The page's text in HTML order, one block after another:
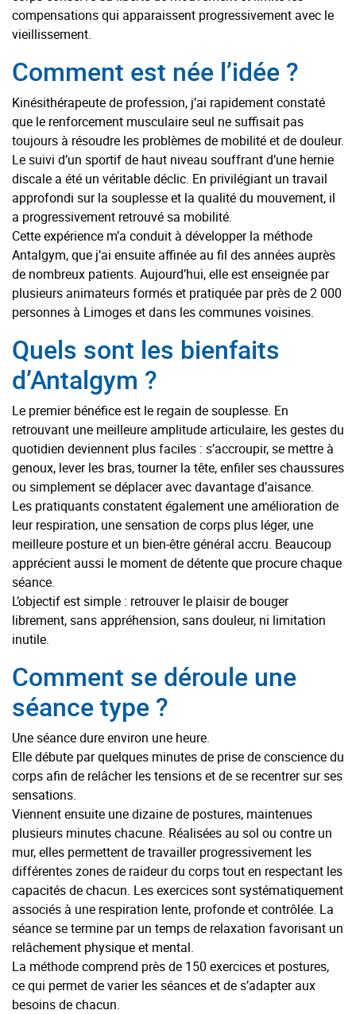
compensations qui apparaissent progressivement avec le
vieillissement.
Comment est née l’idée ?
Kinésithérapeute de profession, j’ai rapidement constaté
que le renforcement musculaire seul ne suffisait pas
toujours à résoudre les problèmes de mobilité et de douleur.
Le suivi d’un sportif de haut niveau souffrant d’une hernie
discale a été un véritable déclic. En privilégiant un travail
approfondi sur la souplesse et la qualité du mouvement, il
a progressivement retrouvé sa mobilité.
Cette expérience m’a conduit à développer la méthode
Antalgym, que j’ai ensuite affinée au fil des années auprès
de nombreux patients. Aujourd’hui, elle est enseignée par
plusieurs animateurs formés et pratiquée par près de 2 000
personnes à Limoges et dans les communes voisines.
Quels sont les bienfaits
d’Antalgym ?
Le premier bénéfice est le regain de souplesse. En
retrouvant une meilleure amplitude articulaire, les gestes du
quotidien deviennent plus faciles : s’accroupir, se mettre à
genoux, lever les bras, tourner la tête, enfiler ses chaussures
ou simplement se déplacer avec davantage d’aisance.
Les pratiquants constatent également une amélioration de
leur respiration, une sensation de corps plus léger, une
meilleure posture et un bien-être général accru. Beaucoup
apprécient aussi le moment de détente que procure chaque
séance.
L’objectif est simple : retrouver le plaisir de bouger
librement, sans appréhension, sans douleur, ni limitation
inutile.
Comment se déroule une
séance type ?
Une séance dure environ une heure.
Elle débute par quelques minutes de prise de conscience du
corps afin de relâcher les tensions et de se recentrer sur ses
sensations.
Viennent ensuite une dizaine de postures, maintenues
plusieurs minutes chacune. Réalisées au sol ou contre un
mur, elles permettent de travailler progressivement les
différentes zones de raideur du corps tout en respectant les
capacités de chacun. Les exercices sont systématiquement
associés à une respiration lente, profonde et contrôlée. La
séance se termine par un temps de relaxation favorisant un
relâchement physique et mental.
La méthode comprend près de 150 exercices et postures,
ce qui permet de varier les séances et de s’adapter aux
besoins de chacun.